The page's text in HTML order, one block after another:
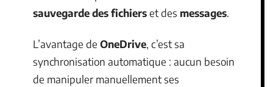
sauvegarde des fichierset des messages.
L’avantage de OneDrive, c’est sa
synchronisation automatique : aucun besoin
de manipuler manuellement ses